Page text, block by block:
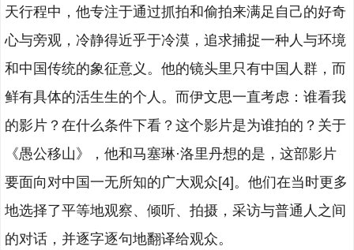
天行程中，他专注于通过抓拍和偷拍来满足自己的好奇
心与旁观，冷静得近乎于冷漠，追求捕捉一种人与环境
和中国传统的象征意义。他的镜头里只有中国人群，而
鲜有具体的活生生的个人。而伊文思一直考虑：谁看我
的影片？在什么条件下看？这个影片是为谁拍的？关于
《愚公移山》，他和马塞琳·洛里丹想的是，这部影片
要面向对中国一无所知的广大观众[4]。他们在当时更多
地选择了平等地观察、倾听、拍摄，采访与普通人之间
的对话，并逐字逐句地翻译给观众。